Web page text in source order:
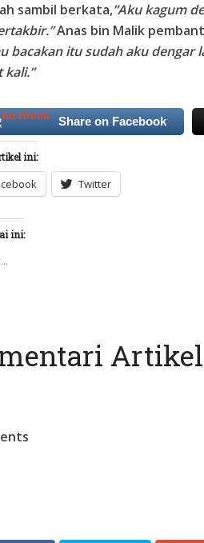
sambil berkata,”Aku kagum
Anas bin Malik
bacakan itu sudah aku dengar
kali.”
Share on Facebook
ini:
Twitter
ini: